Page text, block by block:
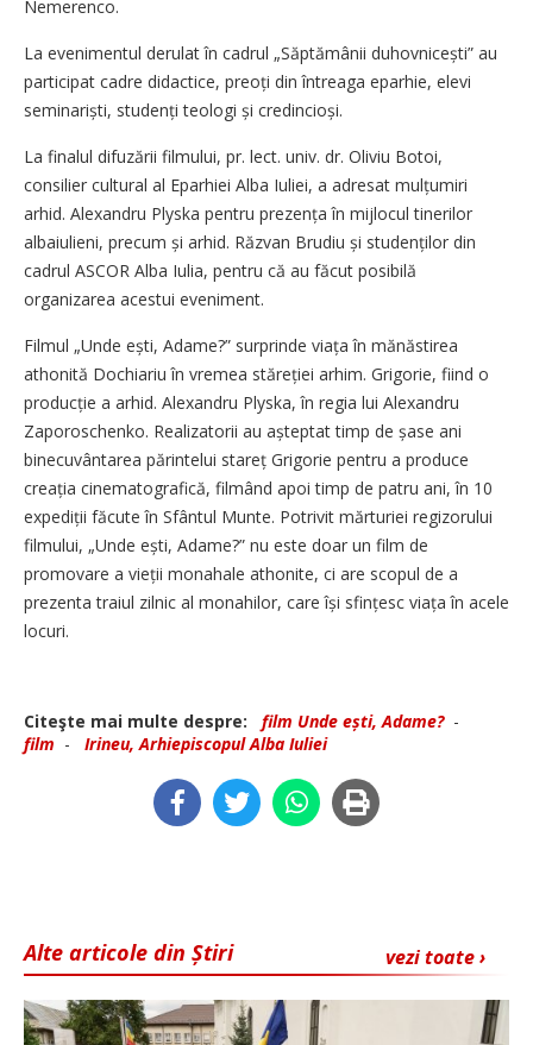
Nemerenco.
La evenimentul derulat în cadrul „Săptămânii duhovnicești” au
participat cadre didactice, preoți din întreaga eparhie, elevi
seminariști, studenți teologi și credincioși.
La finalul difuzării filmului, pr. lect. univ. dr. Oliviu Botoi,
consilier cultural al Eparhiei Alba Iuliei, a adresat mulțumiri
arhid. Alexandru Plyska pentru prezența în mijlocul tinerilor
albaiulieni, precum și arhid. Răzvan Brudiu și studenților din
cadrul ASCOR Alba Iulia, pentru că au făcut posibilă
organizarea acestui eveniment.
Filmul „Unde ești, Adame?” surprinde viața în mănăstirea
athonită Dochiariu în vremea stăreției arhim. Grigorie, fiind o
producție a arhid. Alexandru Plyska, în regia lui Alexandru
Zaporoschenko. Realizatorii au așteptat timp de șase ani
binecuvântarea părintelui stareț Grigorie pentru a produce
creația cinematografică, filmând apoi timp de patru ani, în 10
expediții făcute în Sfântul Munte. Potrivit mărturiei regizorului
filmului, „Unde ești, Adame?” nu este doar un film de
promovare a vieții monahale athonite, ci are scopul de a
prezenta traiul zilnic al monahilor, care își sfințesc viața în acele
locuri.
Citeşte mai multe despre: film Unde ești, Adame?-
film - Irineu, Arhiepiscopul Alba Iuliei
vezi toate ›
Alte articole din Știri